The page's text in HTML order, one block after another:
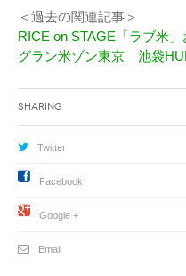
＜過去の関連記事＞
RICE on STAGE「ラブ米
グラン米ゾン東京 池袋
Sharing
Twitter
Facebook
Google +
Email